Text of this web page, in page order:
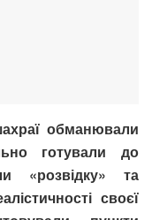
обманювали
готували до
«розвідку» та
своєї